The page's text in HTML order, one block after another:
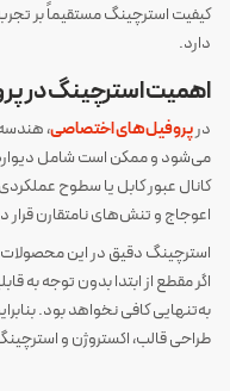
کیفیت استرچینگ مستقیماً بر
دارد.
اهمیت استرچینگ در
درپروفیل‌های اختصاصی،
می‌شود و ممکن است شامل
کانال عبور کابل یا سطوح
اعوجاج و تنش‌های نامتقارن قرار
استرچینگ دقیق در این
اگر مقطع از ابتدا بدون توجه به
به‌تنهایی کافی نخواهد بود.
طراحی قالب، اکستروژن و